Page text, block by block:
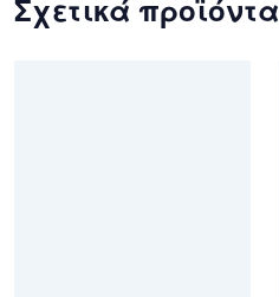
Σχετικά προϊόντα